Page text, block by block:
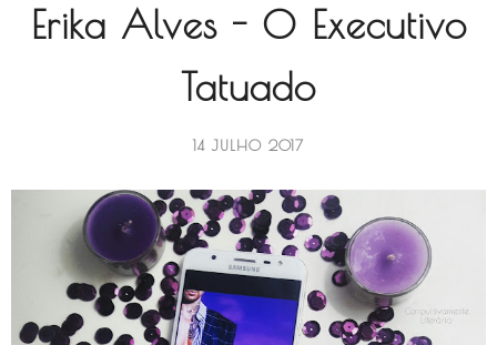
Erika Alves - O Executivo
Tatuado
14 JULHO 2017